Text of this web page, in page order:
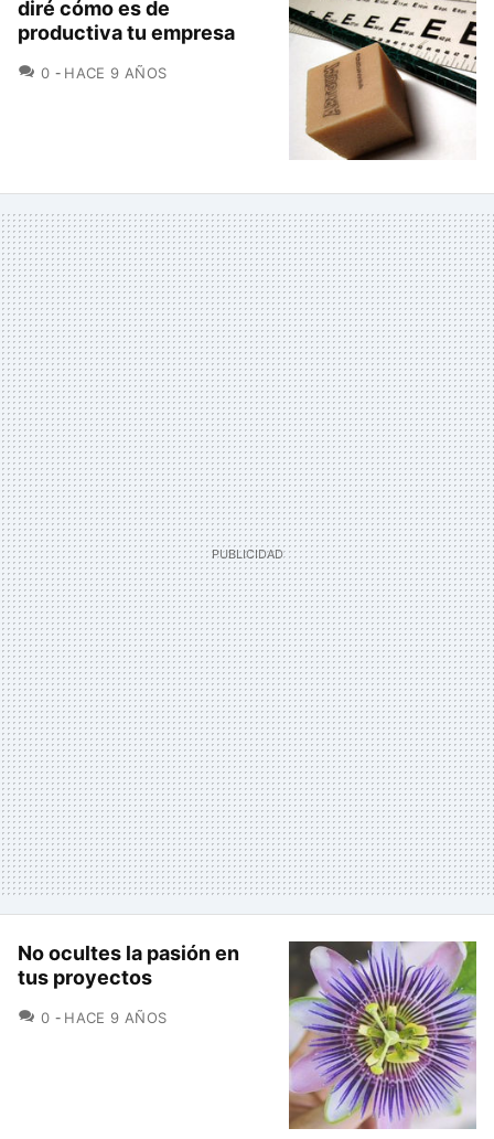
diré cómo es de
productiva tu empresa
0 COMENTARIOS
HACE 9 AÑOS
No ocultes la pasión en
tus proyectos
0 COMENTARIOS
HACE 9 AÑOS